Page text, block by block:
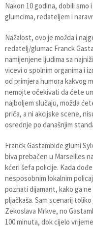
Nakon 10 godina, dobili smo
glumcima, redateljem i
Nažalost, ovo je možda i
redatelj/glumac Franck
namijenjene ljudima sa
vicevi o spolnim organima i
od primjera humora kakvog
nemojte očekivati da ćete
najboljem slučaju, možda
priča, a ni akcijske scene,
osrednje po današnjim
Franck Gastambide glumi
biva prebačen u Marseilles
kćeri šefa policije. Kada
nesposobnim lokalnim
poznati dijamant, kako ga
pljačkaša. Sam scenarij
Zekoslava Mrkve, no
100 minuta, dok cijelo